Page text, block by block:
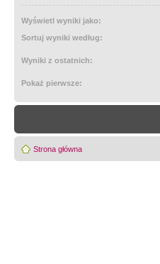
Wyświetl wyniki jako:
Sortuj wyniki według:
Wyniki z ostatnich:
Pokaż pierwsze:
Strona główna